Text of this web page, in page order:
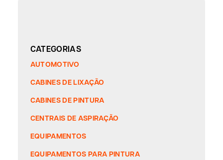
CATEGORIAS
AUTOMOTIVO
CABINES DE LIXAÇÃO
CABINES DE PINTURA
CENTRAIS DE ASPIRAÇÃO
EQUIPAMENTOS
EQUIPAMENTOS PARA PINTURA